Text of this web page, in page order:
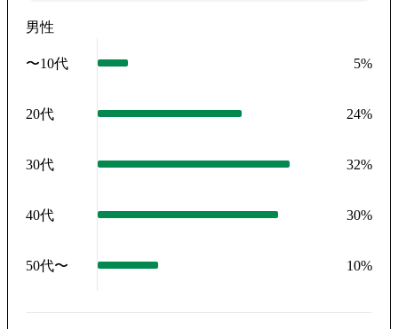
男性
〜10代 5%
20代 24%
30代 32%
40代 30%
50代〜 10%